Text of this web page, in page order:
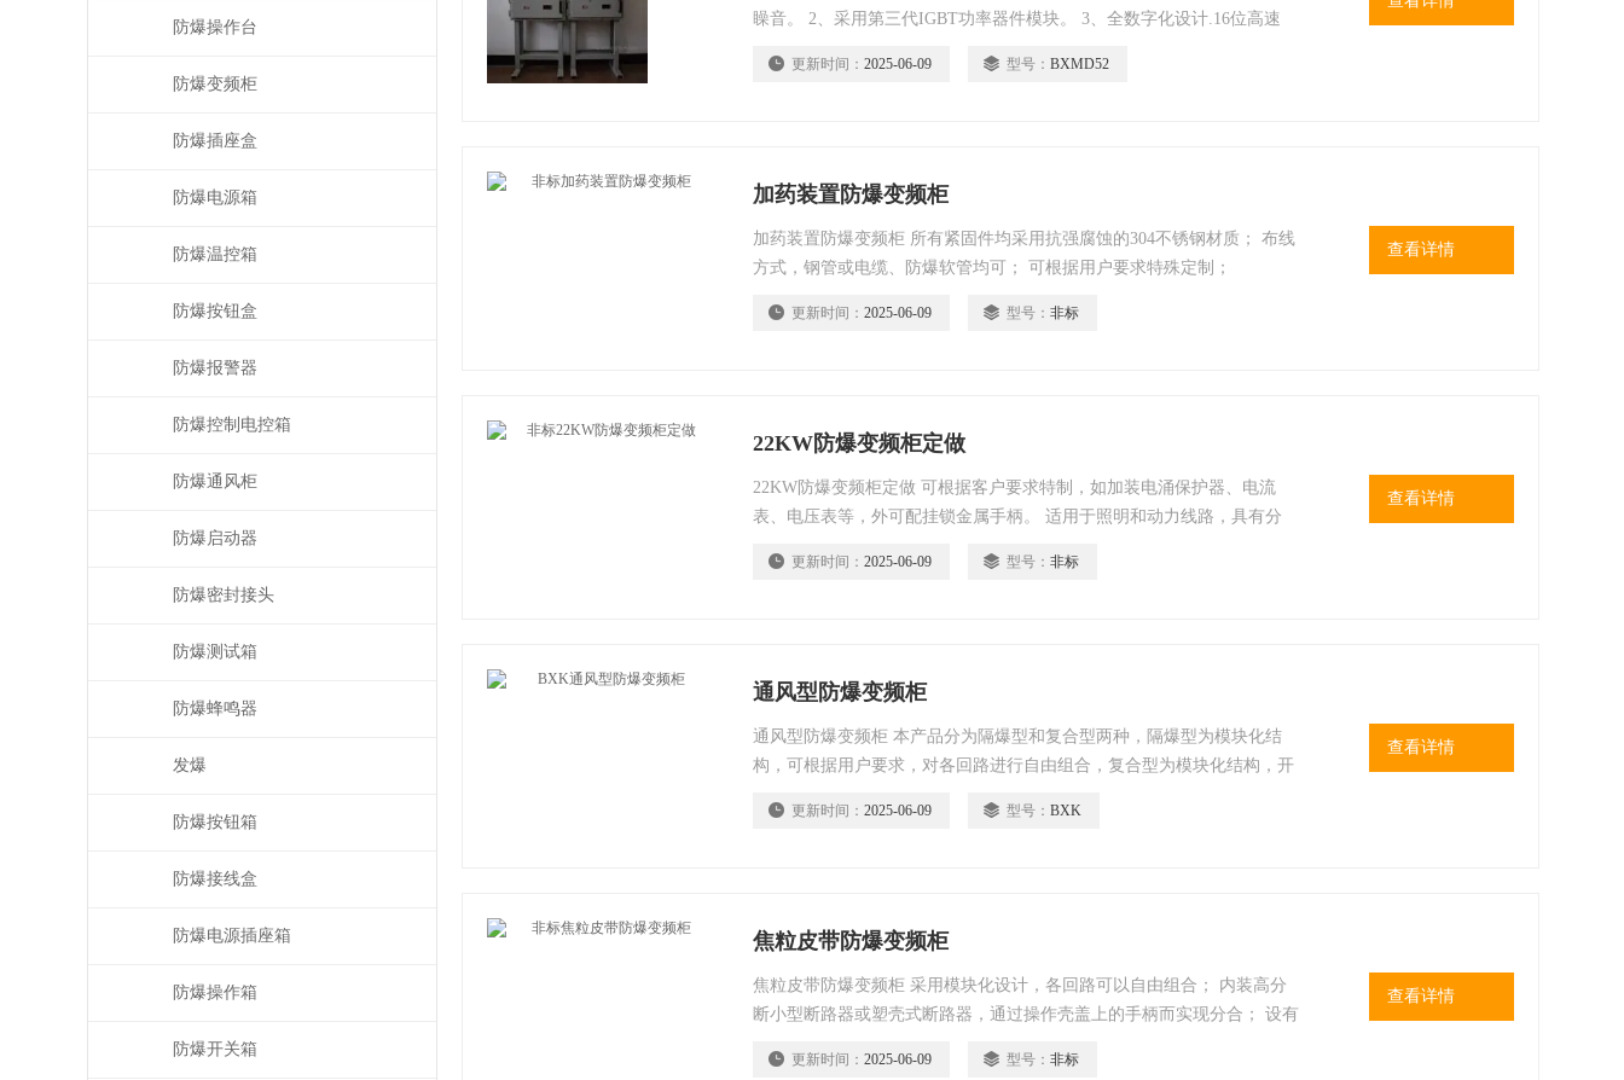
防爆操作台
防爆变频柜
防爆插座盒
防爆电源箱
防爆温控箱
防爆按钮盒
防爆报警器
防爆控制电控箱
防爆通风柜
防爆启动器
防爆密封接头
防爆测试箱
防爆蜂鸣器
发爆
防爆按钮箱
防爆接线盒
防爆电源插座箱
防爆操作箱
防爆开关箱
矂音。 2、采用第三代IGBT功率器件模块。 3、全数字化设计.16位高速
便。
更新时间： 2025-06-09 型号： BXMD52
加药装置防爆变频柜
加药装置防爆变频柜 所有紧固件均采用抗强腐蚀的304不锈钢材质； 布线
方式，钢管或电缆、防爆软管均可； 可根据用户要求特殊定制；
更新时间： 2025-06-09 型号： 非标
查看详情
22KW防爆变频柜定做
22KW防爆变频柜定做 可根据客户要求特制，如加装电涌保护器、电流
表、电压表等，外可配挂锁金属手柄。 适用于照明和动力线路，具有分
更新时间： 2025-06-09 型号： 非标
查看详情
通风型防爆变频柜
通风型防爆变频柜 本产品分为隔爆型和复合型两种，隔爆型为模块化结
构，可根据用户要求，对各回路进行自由组合，复合型为模块化结构，开
合；
更新时间： 2025-06-09 型号： BXK
查看详情
焦粒皮带防爆变频柜
焦粒皮带防爆变频柜 采用模块化设计，各回路可以自由组合； 内装高分
断小型断路器或塑壳式断路器，通过操作壳盖上的手柄而实现分合； 设有
更新时间： 2025-06-09 型号： 非标
查看详情